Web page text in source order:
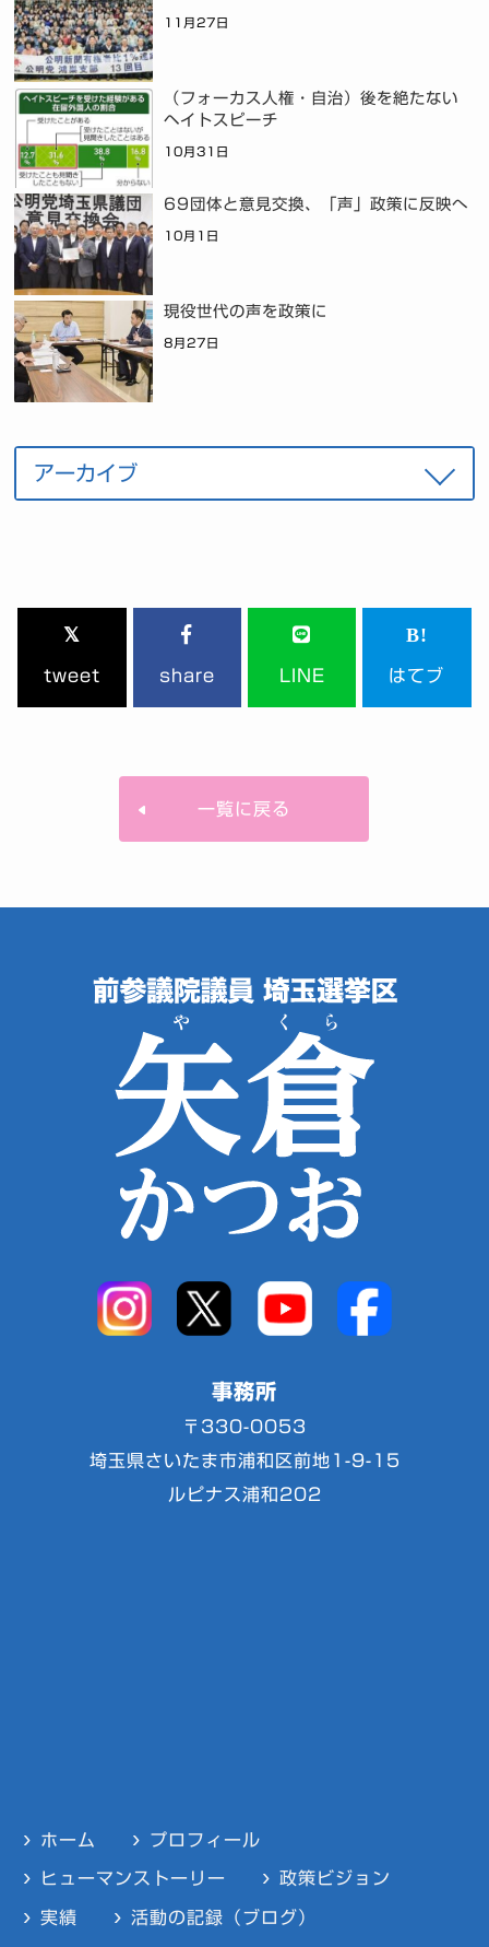
11月27日
（フォーカス人権・自治）後を絶たない
ヘイトスピーチ
10月31日
69団体と意見交換、「声」政策に反映へ
10月1日
現役世代の声を政策に
8月27日
tweet share LINE はてブ
一覧に戻る
事務所
〒330-0053
埼玉県さいたま市浦和区前地1-9-15
ルピナス浦和202
ホーム プロフィール
ヒューマンストーリー 政策ビジョン
実績 活動の記録（ブログ）